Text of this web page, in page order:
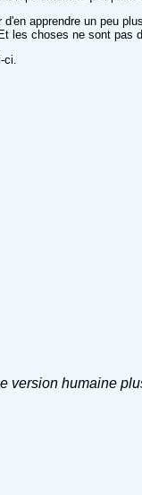
apprendre un peu
choses ne sont
version humaine